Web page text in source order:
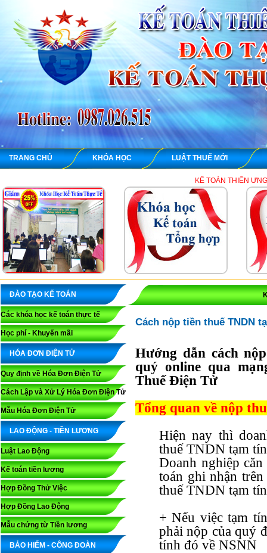
TRANG CHỦ KHÓA HỌC LUẬT THUẾ MỚI
KẾ TOÁN THIÊN ƯNG chuyên
ĐÀO TẠO KẾ TOÁN
Các khóa học kế toán thực tế
Học phí - Khuyến mãi
HÓA ĐƠN ĐIỆN TỬ
Quy định về Hóa Đơn Điện Tử
Cách Lập và Xử Lý Hóa Đơn Điện Tử
Mẫu Hóa Đơn Điện Tử
LAO ĐỘNG - TIỀN LƯƠNG
Luật Lao Động
Kế toán tiền lương
Hợp Đồng Thử Việc
Hợp Đồng Lao Động
Mẫu chứng từ Tiền lương
BẢO HIỂM - CÔNG ĐOÀN
Cách nộp tiền thuế TNDN
Hướng dẫn cách
quý online qua
Thuế Điện Tử
Tổng quan về nộp
Hiện nay thì
thuế TNDN tạm
Doanh nghiệp
toán ghi nhận
thuế TNDN tạm
+ Nếu việc tạm
phải nộp của quý
tính đó về NSNN